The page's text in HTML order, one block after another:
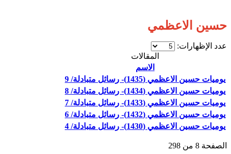
حسين الاعظمي
عدد الإظهارات:
المقالات
الاسم
يوميات حسين الاعظمي (1435)- رسائل متبادلة/ 9
يوميات حسين الاعظمي (1434)- رسائل متبادلة/ 8
يوميات حسين الاعظمي (1433)- رسائل متبادلة/ 7
يوميات حسين الاعظمي (1432)- رسائل متبادلة/ 6
يوميات حسين الاعظمي (1430)- رسائل متبادلة/ 4
الصفحة 8 من 298